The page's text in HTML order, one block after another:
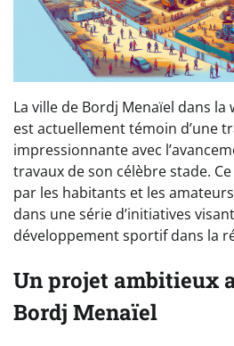
La ville de Bordj Menaïel dans la
est actuellement témoin d’une
impressionnante avec
travaux de son célèbre stade.
par les habitants et les
dans une série d’initiatives
développement sportif dans la
Un projet ambitieux
Bordj Menaïel